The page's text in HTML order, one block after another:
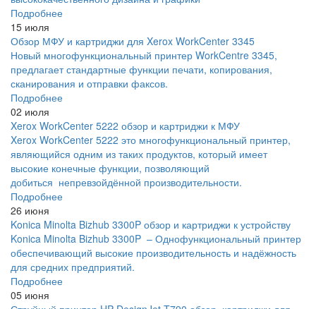
Подробнее
15 июля
Обзор МФУ и картриджи для Xerox WorkCenter 3345
Новый многофункциональный принтер WorkCentre 3345,
предлагает стандартные функции печати, копирования,
сканирования и отправки факсов.
Подробнее
02 июля
Xerox WorkCenter 5222 обзор и картриджи к МФУ
Xerox WorkCenter 5222 это многофункциональный принтер,
являющийся одним из таких продуктов, который имеет
высокие конечные функции, позволяющий
добиться непревзойдённой производительности.
Подробнее
26 июня
Konica Minolta Bizhub 3300P обзор и картриджи к устройству
Konica Minolta Bizhub 3300P – Однофункциональный принтер
обеспечивающий высокие производительность и надёжность
для средних предприятий.
Подробнее
05 июня